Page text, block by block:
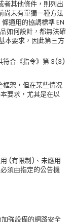
者其他條件，則列出
尚未有單獨一種方法
適用的協調標準 EN
如何設計，都無法確
本要求，因此第三方
符合《指令》第 3(3)
框架，但在某些情况
要求，尤其是在以
(有限制)、未應用
須由指定的公告機
強設備的網路安全